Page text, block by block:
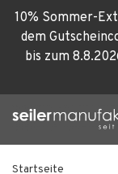
10% Sommer-
dem
bis zum
Startseite